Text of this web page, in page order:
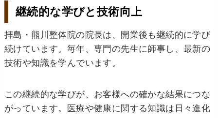
継続的な学びと技術向上
拝島・熊川整体院の院長は、開業後も継続的に学び
続けています。毎年、専門の先生に師事し、最新の
技術や知識を学んでいます。
この継続的な学びが、お客様への確かな結果につな
がっています。医療や健康に関する知識は日々進化